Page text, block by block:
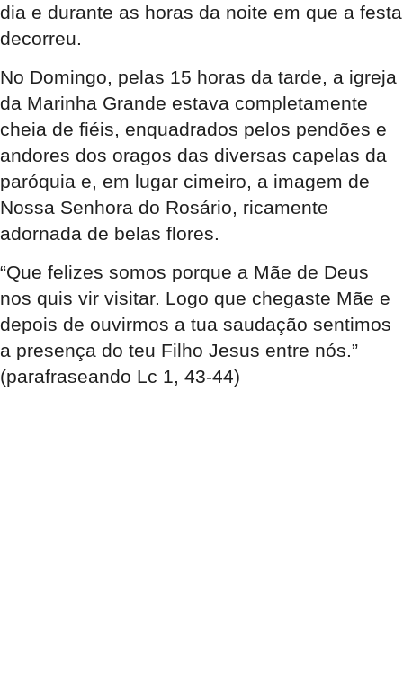
dia e durante as horas da noite em que a festa
decorreu.
No Domingo, pelas 15 horas da tarde, a igreja
da Marinha Grande estava completamente
cheia de fiéis, enquadrados pelos pendões e
andores dos oragos das diversas capelas da
paróquia e, em lugar cimeiro, a imagem de
Nossa Senhora do Rosário, ricamente
adornada de belas flores.
“Que felizes somos porque a Mãe de Deus
nos quis vir visitar. Logo que chegaste Mãe e
depois de ouvirmos a tua saudação sentimos
a presença do teu Filho Jesus entre nós.”
(parafraseando Lc 1, 43-44)